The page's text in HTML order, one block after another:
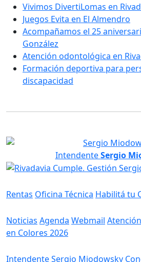
Vivimos DivertiLomas en
Juegos Evita en El Almendro
Acompañamos el 25
González
Atención odontológica en
Formación deportiva para
discapacidad
IntendenteSergio
Rentas Oficina Técnica Habilitá tu
Noticias Agenda Webmail
en Colores 2026
Intendente Sergio Miodowsky